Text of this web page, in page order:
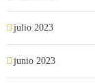
julio 2023
junio 2023